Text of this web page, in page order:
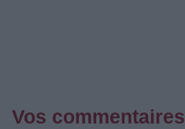
Vos commentaires